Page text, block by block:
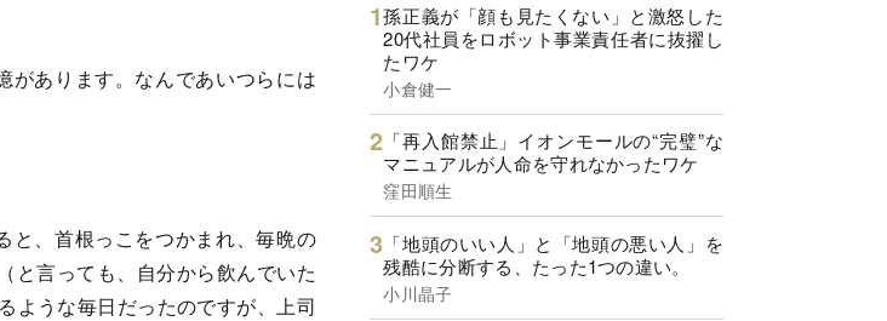
あります。なんであいつらには
、首根っこをつかまれ、毎晩の
と言っても、自分から飲んでいた
ような毎日だったのですが、上司
孫正義が「顔も見たくない」と激怒した
20代社員をロボット事業責任者に抜擢し
たワケ
小倉健一
「再入館禁止」イオンモールの“完璧”な
マニュアルが人命を守れなかったワケ
窪田順生
「地頭のいい人」と「地頭の悪い人」を
残酷に分断する、たった1つの違い。
小川晶子